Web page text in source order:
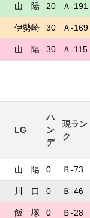
山 陽 20 Ａ-191
伊勢崎 30 Ａ-169
山 陽 30 Ａ-115
LG
ハ
ン
デ
現ラン
ク
山 陽 0 Ｂ-73
川 口 0 Ｂ-46
飯 塚 0 Ｂ-28